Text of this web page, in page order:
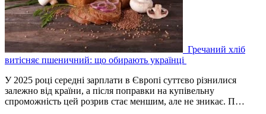
Гречаний хліб
витісняє пшеничний: що обирають українці
У 2025 році середні зарплати в Європі суттєво різнилися
залежно від країни, а після поправки на купівельну
спроможність цей розрив стає меншим, але не зникає. П…